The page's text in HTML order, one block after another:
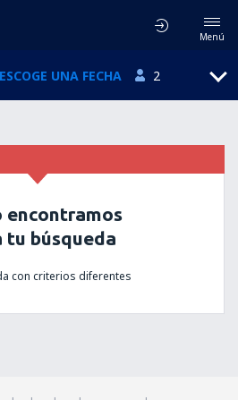
Menú
ESCOGE UNA FECHA 2
encontramos
tu búsqueda
con criterios diferentes